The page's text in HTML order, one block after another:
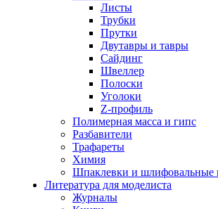
Листы
Трубки
Прутки
Двутавры и тавры
Сайдинг
Швеллер
Полоски
Уголоки
Z-профиль
Полимерная масса и гипс
Разбавители
Трафареты
Химия
Шпаклевки и шлифовальные
Литература для моделиста
Журналы